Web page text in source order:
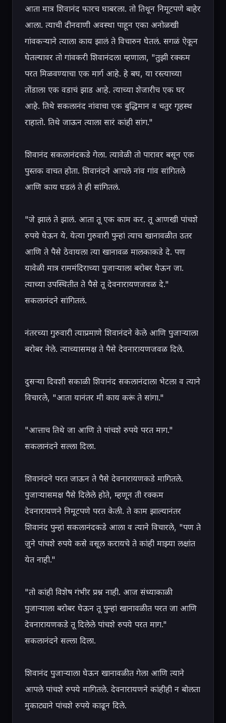
आता मात्र शिवानंद फारच घाबरला. तो तिथून निमूटपणे बाहेर
आला. त्याची दीनवाणी अवस्था पाहून एका अनोळखी
गांवकऱ्याने त्याला काय झालं ते विचारुन घेतलं. सगळं ऐकून
घेतल्यावर तो गांवकरी शिवानंदला म्हणाला, "तुझी रक्कम
परत मिळवण्याचा एक मार्ग आहे. हे बघ, या रस्त्याच्या
तोंडाला एक वडाचं झाड आहे. त्याच्या शेजारीच एक घर
आहे. तिथे सकलानंद नांवाचा एक बुद्धिमान व चतुर गृहस्थ
राहातो. तिथे जाऊन त्याला सारं कांही सांग."
शिवानंद सकलानंदकडे गेला. त्यावेळी तो पारावर बसून एक
पुस्तक वाचत होता. शिवानंदने आपले नांव गांव सांगितले
आणि काय घडलं ते ही सांगितलं.
"जे झालं ते झालं. आता तू एक काम कर. तू आणखी पांचशे
रुपये घेऊन ये. येत्या गुरुवारी पुन्हां त्याच खानावळीत उतर
आणि ते पैसे ठेवायला त्या खानावळ मालकाकडे दे. पण
यावेळी मात्र राममंदिराच्या पुजाऱ्याला बरोबर घेऊन जा.
त्याच्या उपस्थितीत ते पैसे तू देवनारायणजवळ दे."
सकलानंदने सांगितलं.
नंतरच्या गुरुवारी त्याप्रमाणे शिवानंदने केले आणि पुजाऱ्याला
बरोबर नेले. त्याच्यासमक्ष ते पैसे देवनारायणजवळ दिले.
दुसऱ्या दिवशी सकाळी शिवानंद सकलानंदाला भेटला व त्याने
विचारले, "आता यानंतर मी काय करूं ते सांगा."
"आत्ताच तिथे जा आणि ते पांचशे रुपये परत माग."
सकलानंदने सल्ला दिला.
शिवानंदने परत जाऊन ते पैसे देवनारायणकडे मागितले.
पुजाऱ्यासमक्ष पैसे दिलेले होते, म्हणून ती रक्कम
देवनारायणने निमूटपणे परत केली. ते काम झाल्यानंतर
शिवानंद पुन्हां सकलानंदकडे आला व त्याने विचारले, "पण ते
जुने पांचशे रुपये कसे वसूल करायचे ते कांही माझ्या लक्षांत
येत नाही."
"तो कांही विशेष गंभीर प्रश्न नाही. आज संध्याकाळी
पुजाऱ्याला बरोबर घेऊन तू पुन्हां खानावळीत परत जा आणि
देवनारायणकडे तू दिलेले पांचशे रुपये परत माग."
सकलानंदने सल्ला दिला.
शिवानंद पुजाऱ्याला घेऊन खानावळीत गेला आणि त्याने
आपले पांचशे रुपये मागितले. देवनारायणने कांहीही न बोलता
मुकाट्याने पांचशे रुपये काढून दिले.